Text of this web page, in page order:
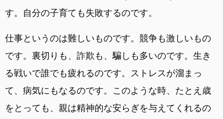
す。自分の子育ても失敗するのです。
仕事というのは難しいものです。競争も激しいもの
です。裏切りも、詐欺も、騙しも多いのです。生き
る戦いで誰でも疲れるのです。ストレスが溜まっ
て、病気にもなるのです。このような時、たとえ歳
をとっても、親は精神的な安らぎを与えてくれるの